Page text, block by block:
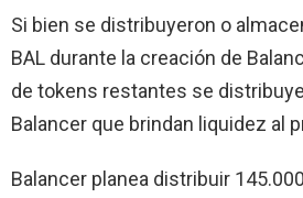
Si bien se distribuyeron o
BAL durante la creación de
de tokens restantes se
Balancer que brindan liquidez al
Balancer planea distribuir